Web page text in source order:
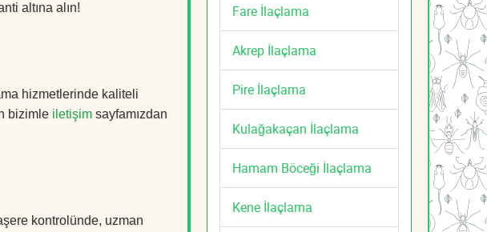
altına alın!
hizmetlerinde kaliteli
bizimle iletişim sayfamızdan
kontrolünde, uzman
Fare İlaçlama
Akrep İlaçlama
Pire İlaçlama
Kulağakaçan İlaçlama
Hamam Böceği İlaçlama
Kene İlaçlama